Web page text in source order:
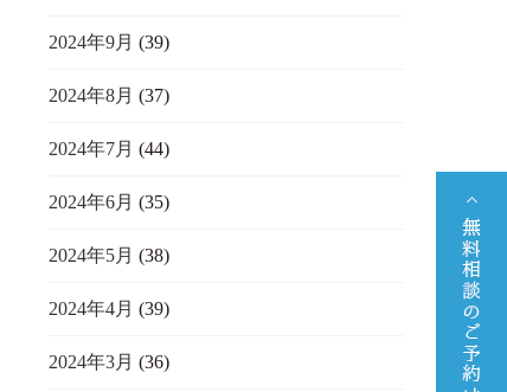
2024年9月 (39)
2024年8月 (37)
2024年7月 (44)
2024年6月 (35)
2024年5月 (38)
2024年4月 (39)
2024年3月 (36)